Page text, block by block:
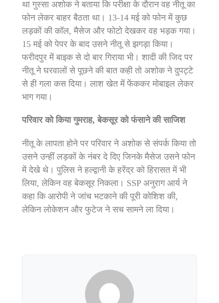
था गुस्सा अशोक ने बताया कि परीक्षा के दौरान वह नीतू का
फोन लेकर बाहर बैठता था। 13-14 मई को फोन में कुछ
लड़कों की कॉल, मैसेज और फोटो देखकर वह भड़क गया।
15 मई को पेपर के बाद उसने नीतू से झगड़ा किया।
फरीदपुर में बाइक से दो बार गिराया भी। शादी की जिद पर
नीतू ने घरवालों से पूछने की बात कही तो अशोक ने दुपट्टे
से ही गला कस दिया। लाश खेत में फेंककर मोबाइल लेकर
भाग गया।
परिवार को किया गुमराह, बेकसूर को फंसाने की साजिश
नीतू के लापता होने पर परिवार ने अशोक से संपर्क किया तो
उसने उन्हीं लड़कों के नंबर दे दिए जिनके मैसेज उसने फोन
में देखे थे। पुलिस ने हल्द्वानी के हरेंद्र को हिरासत में भी
लिया, लेकिन वह बेकसूर निकला। SSP अनुराग आर्य ने
कहा कि आरोपी ने जांच भटकाने की पूरी कोशिश की,
लेकिन लोकेशन और फुटेज ने सच सामने ला दिया।